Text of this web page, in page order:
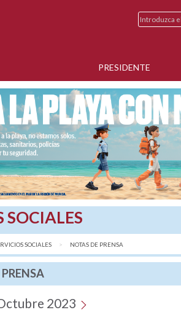
PRESIDENTE
SOCIALES
SOCIALES AQUÍ:
NOTAS DE PRENSA
2023